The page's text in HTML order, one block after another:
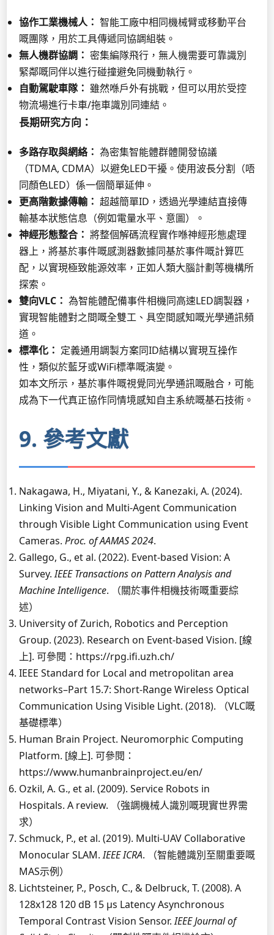
協作工業機械人： 智能工廠中相同機械臂或移動平台
嘅團隊，用於工具傳遞同協調組裝。
無人機群協調： 密集編隊飛行，無人機需要可靠識別
緊鄰嘅同伴以進行碰撞避免同機動執行。
自動駕駛車隊： 雖然喺戶外有挑戰，但可以用於受控
物流場進行卡車/拖車識別同連結。
長期研究方向：
多路存取與網絡： 為密集智能體群體開發協議
（TDMA, CDMA）以避免LED干擾。使用波長分割（唔
同顏色LED）係一個簡單延伸。
更高階數據傳輸： 超越簡單ID，透過光學連結直接傳
輸基本狀態信息（例如電量水平、意圖）。
神經形態整合： 將整個解碼流程實作喺神經形態處理
器上，將基於事件嘅感測器數據同基於事件嘅計算匹
配，以實現極致能源效率，正如人類大腦計劃等機構所
探索。
雙向VLC： 為智能體配備事件相機同高速LED調製器，
實現智能體對之間嘅全雙工、具空間感知嘅光學通訊頻
道。
標準化： 定義通用調製方案同ID結構以實現互操作
性，類似於藍牙或WiFi標準嘅演變。
如本文所示，基於事件嘅視覺同光學通訊嘅融合，可能
成為下一代真正協作同情境感知自主系統嘅基石技術。
9. 參考文獻
Nakagawa, H., Miyatani, Y., & Kanezaki, A. (2024).
Linking Vision and Multi-Agent Communication
through Visible Light Communication using Event
Cameras. Proc. of AAMAS 2024.
Gallego, G., et al. (2022). Event-based Vision: A
Survey.IEEE Transactions on Pattern Analysis and
Machine Intelligence. （關於事件相機技術嘅重要綜
述）
University of Zurich, Robotics and Perception
Group. (2023). Research on Event-based Vision. [線
上]. 可參閱：https://rpg.ifi.uzh.ch/
IEEE Standard for Local and metropolitan area
networks–Part 15.7: Short-Range Wireless Optical
Communication Using Visible Light. (2018). （VLC嘅
基礎標準）
Human Brain Project. Neuromorphic Computing
Platform. [線上]. 可參閱：
https://www.humanbrainproject.eu/en/
Ozkil, A. G., et al. (2009). Service Robots in
Hospitals. A review. （強調機械人識別嘅現實世界需
求）
Schmuck, P., et al. (2019). Multi-UAV Collaborative
Monocular SLAM.IEEE ICRA. （智能體識別至關重要嘅
MAS示例）
Lichtsteiner, P., Posch, C., & Delbruck, T. (2008). A
128x128 120 dB 15 μs Latency Asynchronous
Temporal Contrast Vision Sensor.IEEE Journal of